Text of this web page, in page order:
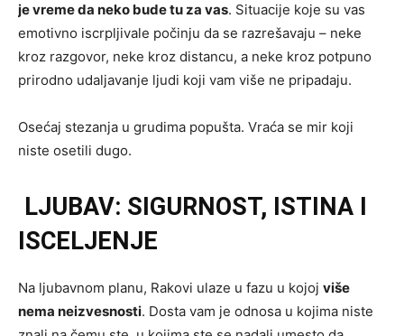
je vreme da neko bude tu za vas. Situacije koje su vas
emotivno iscrpljivale počinju da se razrešavaju – neke
kroz razgovor, neke kroz distancu, a neke kroz potpuno
prirodno udaljavanje ljudi koji vam više ne pripadaju.
Osećaj stezanja u grudima popušta. Vraća se mir koji
niste osetili dugo.
LJUBAV: SIGURNOST, ISTINA I
ISCELJENJE
Na ljubavnom planu, Rakovi ulaze u fazu u kojoj više
nema neizvesnosti. Dosta vam je odnosa u kojima niste